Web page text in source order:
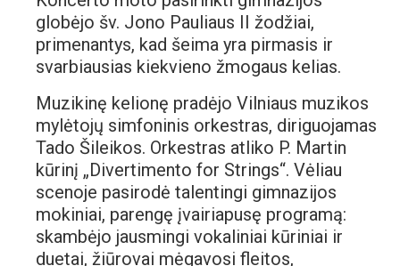
globėjo šv. Jono Pauliaus II žodžiai,
primenantys, kad šeima yra pirmasis ir
svarbiausias kiekvieno žmogaus kelias.
Muzikinę kelionę pradėjo Vilniaus muzikos
mylėtojų simfoninis orkestras, diriguojamas
Tado Šileikos. Orkestras atliko P. Martin
kūrinį „Divertimento for Strings“. Vėliau
scenoje pasirodė talentingi gimnazijos
mokiniai, parengę įvairiapusę programą:
skambėjo jausmingi vokaliniai kūriniai ir
duetai, žiūrovai mėgavosi fleitos,